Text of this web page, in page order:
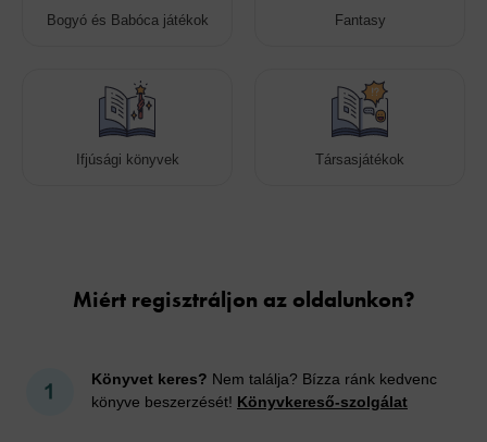
Bogyó és Babóca játékok Fantasy
Ifjúsági könyvek Társasjátékok
Miért regisztráljon az oldalunkon?
Könyvet keres? Nem találja? Bízza ránk kedvenc
könyve beszerzését! Könyvkereső-szolgálat